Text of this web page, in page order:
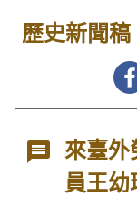
歷史新聞稿
來臺外
員王